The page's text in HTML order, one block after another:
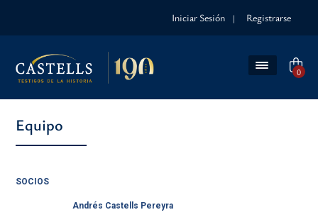
Iniciar Sesión | Registrarse
0
Equipo
SOCIOS
Andrés Castells Pereyra